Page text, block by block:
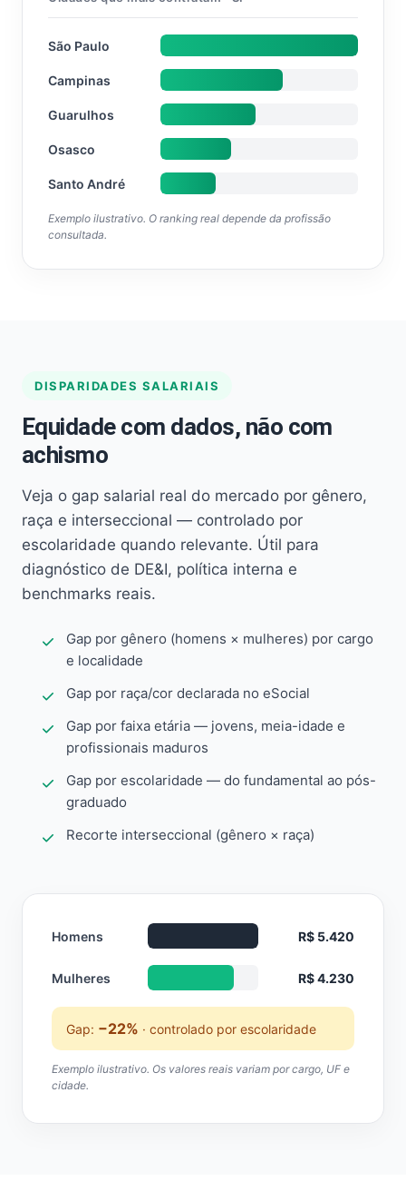
São Paulo
Campinas
Guarulhos
Osasco
Santo André
Exemplo ilustrativo. O ranking real depende da profissão
consultada.
DISPARIDADES SALARIAIS
Equidade com dados, não com
achismo
Veja o gap salarial real do mercado por gênero,
raça e interseccional — controlado por
escolaridade quando relevante. Útil para
diagnóstico de DE&I, política interna e
benchmarks reais.
Gap por gênero (homens × mulheres) por cargo
e localidade
Gap por raça/cor declarada no eSocial
Gap por faixa etária — jovens, meia-idade e
profissionais maduros
Gap por escolaridade — do fundamental ao pós-
graduado
Recorte interseccional (gênero × raça)
Homens R$ 5.420
Mulheres R$ 4.230
Gap: −22% · controlado por escolaridade
Exemplo ilustrativo. Os valores reais variam por cargo, UF e
cidade.